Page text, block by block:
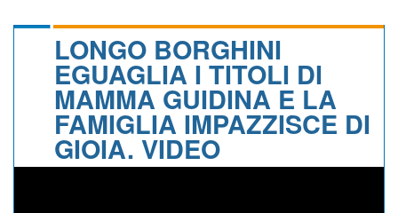
CALENDARIO
ALBI D'ORO
LONGO BORGHINI
EGUAGLIA I TITOLI DI
MAMMA GUIDINA E LA
FAMIGLIA IMPAZZISCE DI
GIOIA. VIDEO